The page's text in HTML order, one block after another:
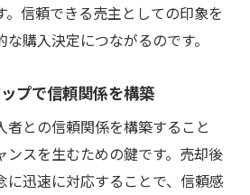
。信頼できる売主としての印象を
購入決定につながるのです。
プで信頼関係を構築
者との信頼関係を構築すること
ンスを生むための鍵です。売却後
に迅速に対応することで、信頼感